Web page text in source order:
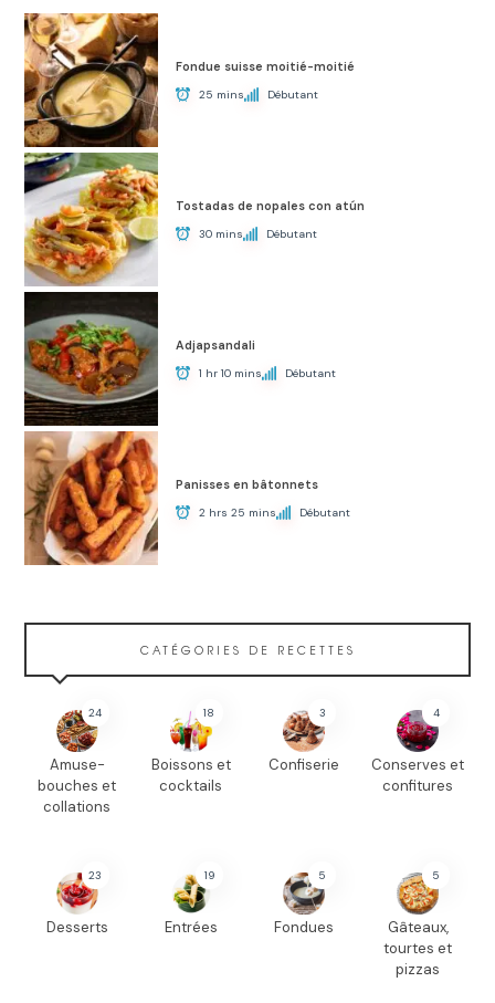
Fondue suisse moitié-moitié
25 mins Débutant
Tostadas de nopales con atún
30 mins Débutant
Adjapsandali
1 hr 10 mins Débutant
Panisses en bâtonnets
2 hrs 25 mins Débutant
CATÉGORIES DE RECETTES
24
Amuse-
bouches et
collations
18
Boissons et
cocktails
3
Confiserie
4
Conserves et
confitures
23
Desserts
19
Entrées
5
Fondues
5
Gâteaux,
tourtes et
pizzas